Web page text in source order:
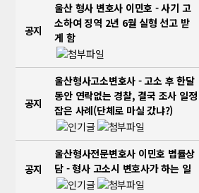
공지
울산 형사 변호사 이민호 - 사기 고
소하여 징역 2년 6월 실형 선고 받
게 함
공지
울산형사고소변호사 - 고소 후 한달
동안 연락없는 경찰, 결국 조사 일정
잡은 사례(단체로 마실 갔냐?)
공지
울산형사전문변호사 이민호 법률상
담 - 형사 고소시 변호사가 하는 일